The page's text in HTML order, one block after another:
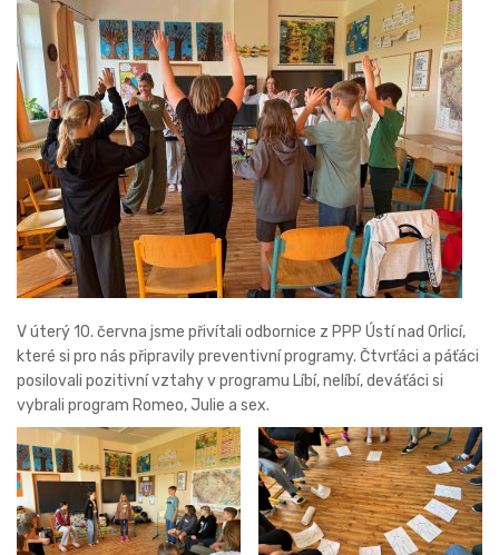
V úterý 10. června jsme přivítali odbornice z PPP Ústí nad Orlicí,
které si pro nás připravily preventivní programy. Čtvrťáci a páťáci
posilovali pozitivní vztahy v programu Líbí, nelíbí, deváťáci si
vybrali program Romeo, Julie a sex.